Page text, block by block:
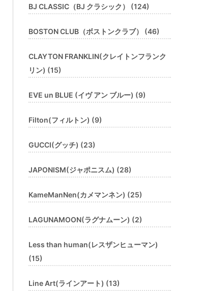
BJ CLASSIC（BJ クラシック） (124)
BOSTON CLUB（ボストンクラブ） (46)
CLAYTON FRANKLIN(クレイトンフランク
リン) (15)
EVE un BLUE (イヴ アン ブルー) (9)
Filton(フィルトン) (9)
GUCCI(グッチ) (23)
JAPONISM(ジャポニスム) (28)
KameManNen(カメマンネン) (25)
LAGUNAMOON(ラグナムーン) (2)
Less than human(レスザンヒューマン)
(15)
Line Art(ラインアート) (13)